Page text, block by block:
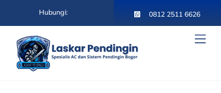
content
Hubungi: 0812 2511 6626